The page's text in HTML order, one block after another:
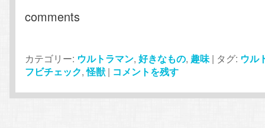
comments
カテゴリー: ウルトラマン,好きなもの, 趣味 | タグ: ウル
フビチェック,怪獣 | コメントを残す